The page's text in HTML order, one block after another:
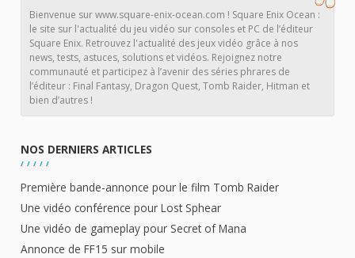
Bienvenue sur www.square-enix-ocean.com ! Square Enix Ocean :
le site sur l'actualité du jeu vidéo sur consoles et PC de l’éditeur
Square Enix. Retrouvez l'actualité des jeux vidéo grâce à nos
news, tests, astuces, solutions et vidéos. Rejoignez notre
communauté et participez à l’avenir des séries phrares de
l’éditeur : Final Fantasy, Dragon Quest, Tomb Raider, Hitman et
bien d’autres !
NOS DERNIERS ARTICLES
Première bande-annonce pour le film Tomb Raider
Une vidéo conférence pour Lost Sphear
Une vidéo de gameplay pour Secret of Mana
Annonce de FF15 sur mobile